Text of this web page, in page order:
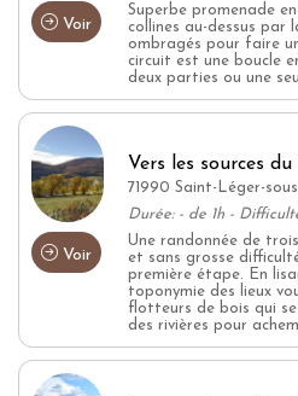
Voir
Superbe promenade
collines au-dessus par
ombragés pour faire
circuit est une boucle
deux parties ou une
Voir
Vers les sources
71990 Saint-Léger-
Durée: - de 1h -
Une randonnée de
et sans grosse
première étape. En
toponymie des lieux
flotteurs de bois qui se
des rivières pour